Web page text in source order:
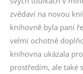
zvědaví na novou
knihovně byla paní
velmi ochotně
knihovna ukázala
prostředím, ale také